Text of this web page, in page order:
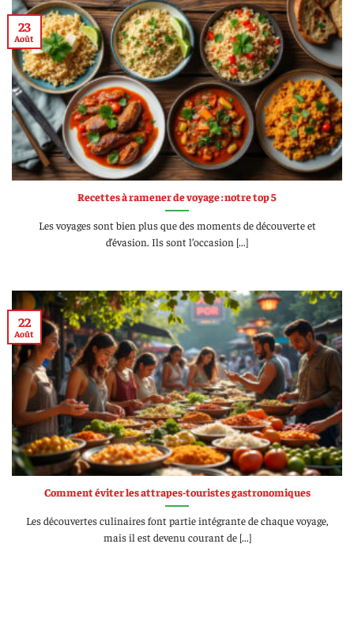
Recettes à ramener de voyage : notre top 5
Les voyages sont bien plus que des moments de découverte et
d’évasion. Ils sont l’occasion [...]
23
Août
Comment éviter les attrapes-touristes gastronomiques
Les découvertes culinaires font partie intégrante de chaque voyage,
mais il est devenu courant de [...]
22
Août